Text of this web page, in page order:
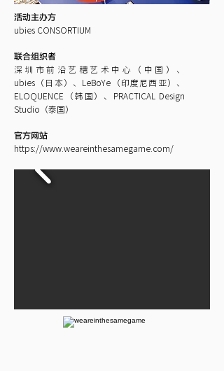
活动主办方
ubies CONSORTIUM
联合组织者
深圳市前沿艺穗艺术中心（中国）、
ubies（日本）、LeBoYe（印度尼⻄亚）、
ELOQUENCE（韩国）、PRACTICAL Design
Studio（泰国）
官方网站
https://www.weareinthesamegame.com/